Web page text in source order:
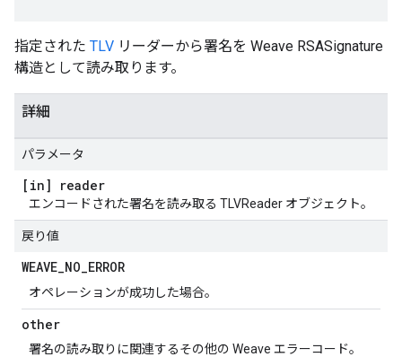
指定された TLV リーダーから署名を Weave RSASignature
構造として読み取ります。
詳細
パラメータ
[in] reader
エンコードされた署名を読み取る TLVReader オブジェクト。
戻り値
WEAVE_NO_ERROR
オペレーションが成功した場合。
other
署名の読み取りに関連するその他の Weave エラーコード。